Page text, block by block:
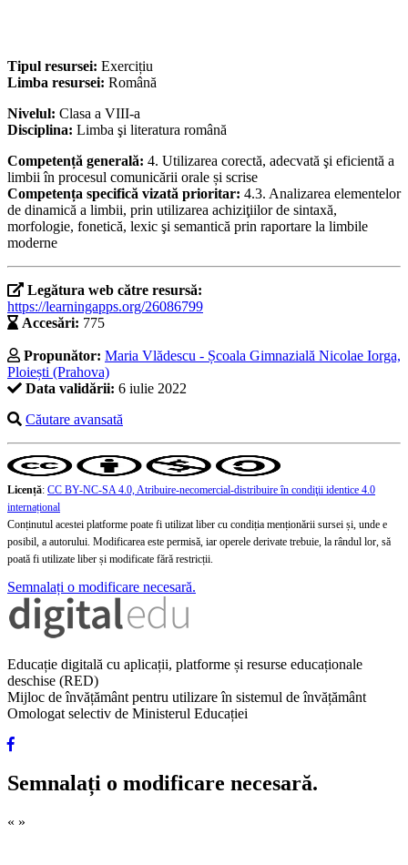
Tipul resursei: Exercițiu
Limba resursei: Română
Nivelul: Clasa a VIII-a
Disciplina: Limba şi literatura română
Competență generală: 4. Utilizarea corectă, adecvată şi eficientă a
limbii în procesul comunicării orale și scrise
Competența specifică vizată prioritar: 4.3. Analizarea elementelor
de dinamică a limbii, prin utilizarea achiziţiilor de sintaxă,
morfologie, fonetică, lexic şi semantică prin raportare la limbile
moderne
Legătura web către resursă:
https://learningapps.org/26086799
Accesări: 775
Propunător: Maria Vlădescu - Școala Gimnazială Nicolae Iorga,
Ploiești (Prahova)
Data validării: 6 iulie 2022
Căutare avansată
Licență: CC BY-NC-SA 4.0, Atribuire-necomercial-distribuire în condiţii identice 4.0
internațional
Conținutul acestei platforme poate fi utilizat liber cu condiția menționării sursei și, unde e
posibil, a autorului. Modificarea este permisă, iar operele derivate trebuie, la rândul lor, să
poată fi utilizate liber și modificate fără restricții.
Semnalați o modificare necesară.
Educație digitală cu aplicații, platforme și resurse educaționale
deschise (RED)
Mijloc de învățământ pentru utilizare în sistemul de învățământ
Omologat selectiv de Ministerul Educației
Semnalați o modificare necesară.
« »